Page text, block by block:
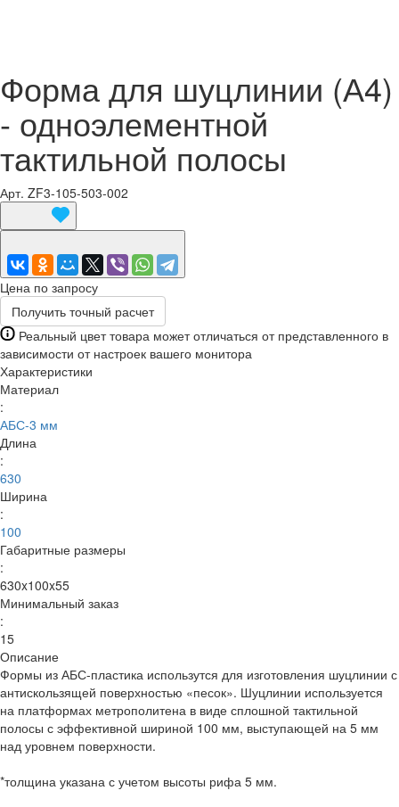
Форма для шуцлинии (А4)
- одноэлементной
тактильной полосы
Арт. ZF3-105-503-002
Цена по запросу
Получить точный расчет
Реальный цвет товара может отличаться от представленного в
зависимости от настроек вашего монитора
Характеристики
Материал
:
АБС-3 мм
Длина
:
630
Ширина
:
100
Габаритные размеры
:
630x100x55
Минимальный заказ
:
15
Описание
Формы из АБС-пластика использутся для изготовления шуцлинии с
антискользящей поверхностью «песок». Шуцлинии используется
на платформах метрополитена в виде сплошной тактильной
полосы с эффективной шириной 100 мм, выступающей на 5 мм
над уровнем поверхности.
*толщина указана с учетом высоты рифа 5 мм.